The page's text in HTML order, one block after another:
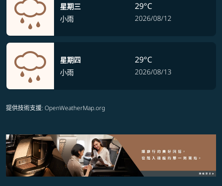
星期三
小雨
29°C
2026/08/12
星期四
小雨
29°C
2026/08/13
提供技術支援: OpenWeatherMap.org